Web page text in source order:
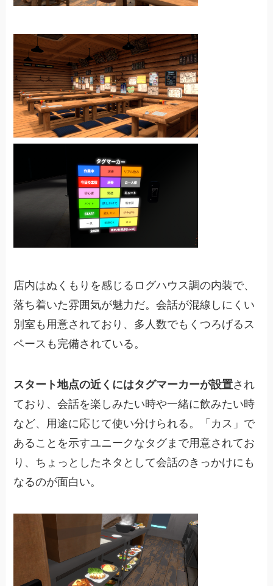
店内はぬくもりを感じるログハウス調の内装で、
落ち着いた雰囲気が魅力だ。会話が混線しにくい
別室も用意されており、多人数でもくつろげるス
ペースも完備されている。
スタート地点の近くにはタグマーカーが設置され
ており、会話を楽しみたい時や一緒に飲みたい時
など、用途に応じて使い分けられる。「カス」で
あることを示すユニークなタグまで用意されてお
り、ちょっとしたネタとして会話のきっかけにも
なるのが面白い。